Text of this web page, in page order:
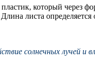
пластик, который через
листа определяется
солнечных лучей и